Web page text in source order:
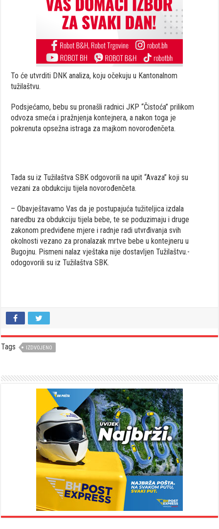
To će utvrditi DNK analiza, koju očekuju u Kantonalnom
tužilaštvu.
Podsjećamo, bebu su pronašli radnici JKP “Čistoća” prilikom
odvoza smeća i pražnjenja kontejnera, a nakon toga je
pokrenuta opsežna istraga za majkom novorođenčeta.
Tada su iz Tužilaštva SBK odgovorili na upit “Avaza” koji su
vezani za obdukciju tijela novorođenčeta.
– Obavještavamo Vas da je postupajuća tužiteljica izdala
naredbu za obdukciju tijela bebe, te se poduzimaju i druge
zakonom predviđene mjere i radnje radi utvrđivanja svih
okolnosti vezano za pronalazak mrtve bebe u kontejneru u
Bugojnu. Pismeni nalaz vještaka nije dostavljen Tužilaštvu.-
odogovorili su iz Tužilaštva SBK.
Tags IZDVOJENO